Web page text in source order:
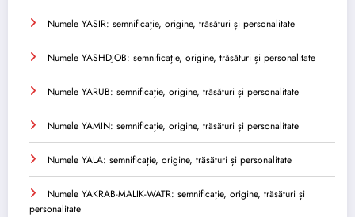
Numele YASIR: semnificație, origine, trăsături și personalitate
Numele YASHDJOB: semnificație, origine, trăsături și personalitate
Numele YARUB: semnificație, origine, trăsături și personalitate
Numele YAMIN: semnificație, origine, trăsături și personalitate
Numele YALA: semnificație, origine, trăsături și personalitate
Numele YAKRAB-MALIK-WATR: semnificație, origine, trăsături și
personalitate